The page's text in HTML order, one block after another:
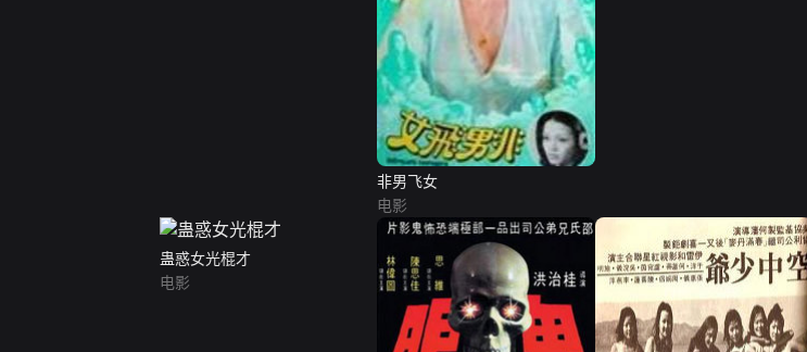
非男飞女
电影
蛊惑女光棍才
电影